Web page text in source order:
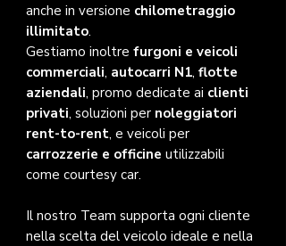
anche in versione chilometraggio
illimitato.
Gestiamo inoltre furgoni e veicoli
commerciali, autocarri N1, flotte
aziendali, promo dedicate ai clienti
privati, soluzioni per noleggiatori
rent-to-rent, e veicoli per
carrozzerie e officine utilizzabili
come courtesy car.
Il nostro Team supporta ogni cliente
nella scelta del veicolo ideale e nella